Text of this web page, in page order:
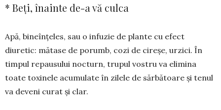
* Beți, înainte de-a vă culca
Apă, bineînțeles, sau o infuzie de plante cu efect
diuretic: mătase de po­rumb, cozi de cireșe, urzici. În
tim­pul repausului nocturn, trupul vostru va elimina
toate toxinele acumulate în zilele de sărbătoare și tenul
va deveni curat și clar.